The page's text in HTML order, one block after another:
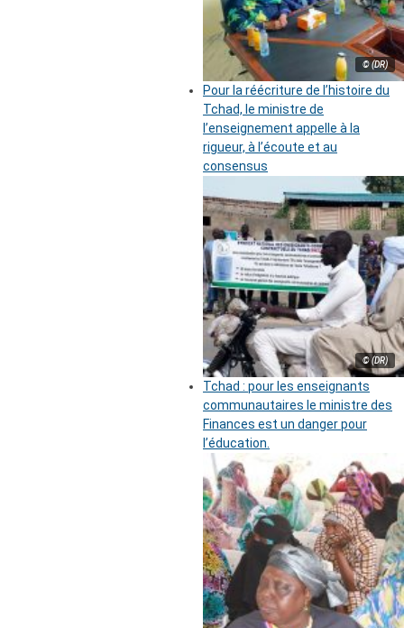
© (DR)
Pour la réécriture de l’histoire du
Tchad, le ministre de
l’enseignement appelle à la
rigueur, à l’écoute et au
consensus
© (DR)
Tchad : pour les enseignants
communautaires le ministre des
Finances est un danger pour
l’éducation.